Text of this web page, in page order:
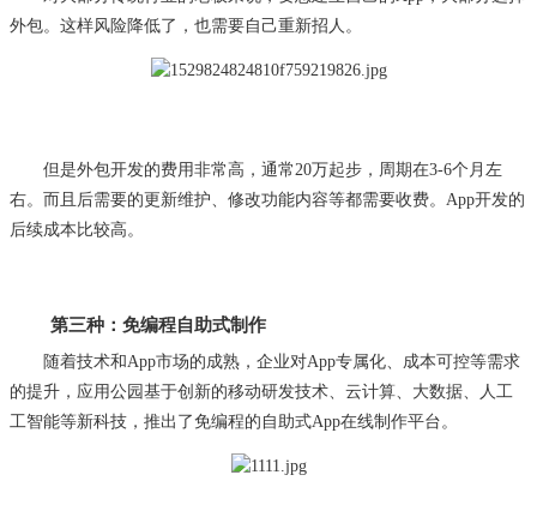
外包。这样风险降低了，也需要自己重新招人。
但是外包开发的费用非常高，通常20万起步，周期在3-6个月左
右。而且后需要的更新维护、修改功能内容等都需要收费。App开发的
后续成本比较高。
第三种：免编程自助式制作
随着技术和App市场的成熟，企业对App专属化、成本可控等需求
的提升， 应用公园 基于创新的移动研发技术、云计算、大数据、人工
工智能等新科技， 推出了免编程的自助式App在线制作平台。